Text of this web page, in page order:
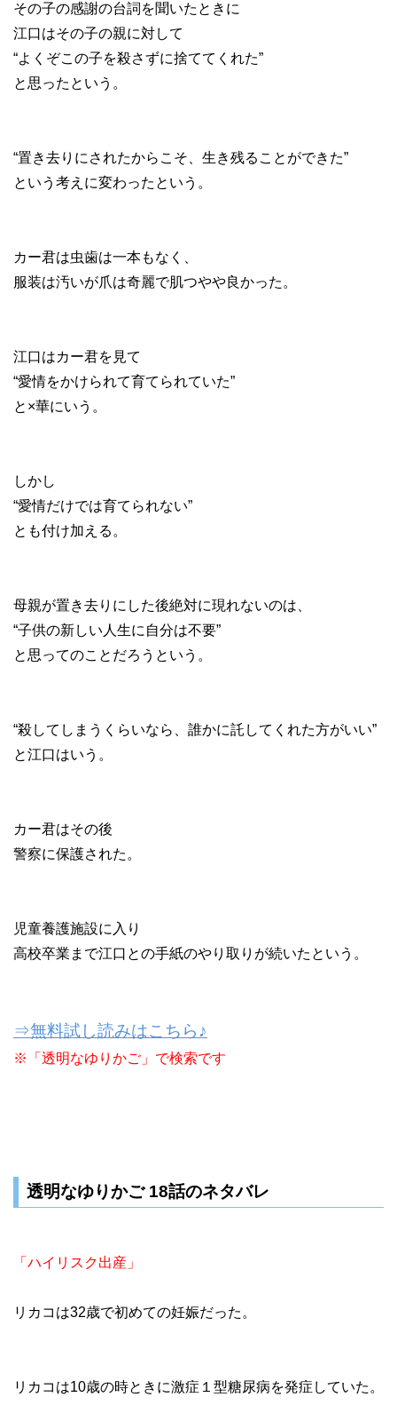
その子の感謝の台詞を聞いたときに
江口はその子の親に対して
“よくぞこの子を殺さずに捨ててくれた”
と思ったという。
“置き去りにされたからこそ、生き残ることができた”
という考えに変わったという。
カー君は虫歯は一本もなく、
服装は汚いが爪は奇麗で肌つやや良かった。
江口はカー君を見て
“愛情をかけられて育てられていた”
と×華にいう。
しかし
“愛情だけでは育てられない”
とも付け加える。
母親が置き去りにした後絶対に現れないのは、
“子供の新しい人生に自分は不要”
と思ってのことだろうという。
“殺してしまうくらいなら、誰かに託してくれた方がいい”
と江口はいう。
カー君はその後
警察に保護された。
児童養護施設に入り
高校卒業まで江口との手紙のやり取りが続いたという。
⇒無料試し読みはこちら♪
※「透明なゆりかご」で検索です
透明なゆりかご 18話のネタバレ
「ハイリスク出産」
リカコは32歳で初めての妊娠だった。
リカコは10歳の時ときに激症１型糖尿病を発症していた。